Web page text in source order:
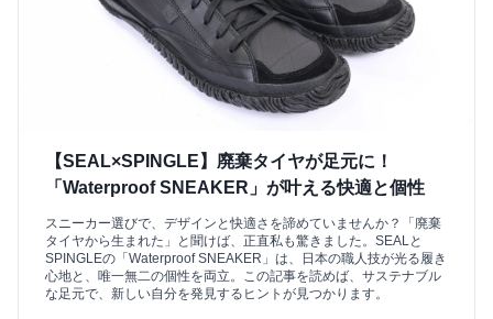
【SEAL×SPINGLE】廃棄タイヤが足元に！
「Waterproof SNEAKER」が叶える快適と個性
スニーカー選びで、デザインと快適さを諦めていませんか？「廃棄
タイヤから生まれた」と聞けば、正直私も驚きました。SEALと
SPINGLEの「Waterproof SNEAKER」は、日本の職人技が光る履き
心地と、唯一無二の個性を両立。この記事を読めば、サステナブル
な足元で、新しい自分を発見するヒントが見つかります。